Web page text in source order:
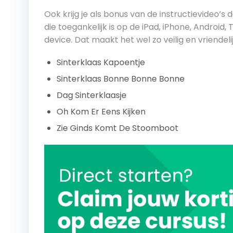
Ook krijg je als bonus van de
die toegankelijk is op de iPad, iPhone,
device. Dat maakt het wel zo veilig en
Sinterklaas Kapoentje
Sinterklaas Bonne Bonne Bonne
Dag Sinterklaasje
Oh Kom Er Eens Kijken
Zie Ginds Komt De Stoomboot